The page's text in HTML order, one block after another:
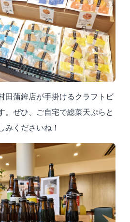
田蒲鉾店が手掛けるクラフトビ
。ぜひ、ご自宅で総菜天ぷらと
みくださいね！